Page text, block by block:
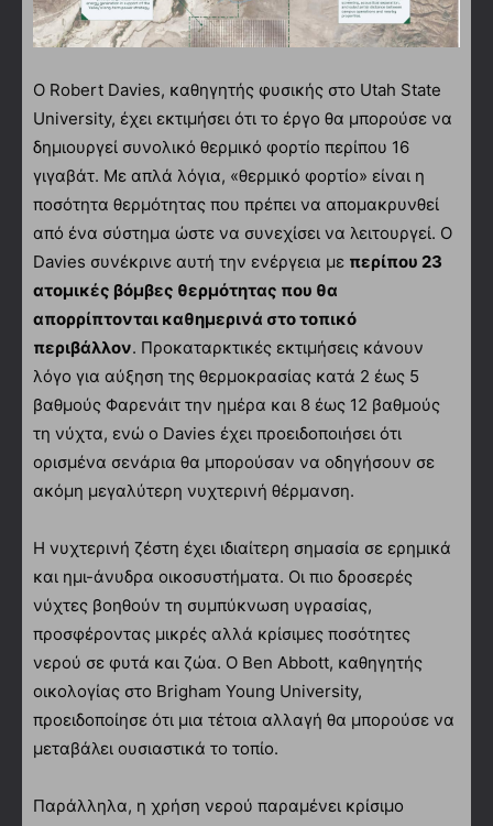
Ο Robert Davies, καθηγητής φυσικής στο Utah State
University, έχει εκτιμήσει ότι το έργο θα μπορούσε να
δημιουργεί συνολικό θερμικό φορτίο περίπου 16
γιγαβάτ. Με απλά λόγια, «θερμικό φορτίο» είναι η
ποσότητα θερμότητας που πρέπει να απομακρυνθεί
από ένα σύστημα ώστε να συνεχίσει να λειτουργεί. Ο
Davies συνέκρινε αυτή την ενέργεια με περίπου 23
ατομικές βόμβες θερμότητας που θα
απορρίπτονται καθημερινά στο τοπικό
περιβάλλον. Προκαταρκτικές εκτιμήσεις κάνουν
λόγο για αύξηση της θερμοκρασίας κατά 2 έως 5
βαθμούς Φαρενάιτ την ημέρα και 8 έως 12 βαθμούς
τη νύχτα, ενώ ο Davies έχει προειδοποιήσει ότι
ορισμένα σενάρια θα μπορούσαν να οδηγήσουν σε
ακόμη μεγαλύτερη νυχτερινή θέρμανση.
Η νυχτερινή ζέστη έχει ιδιαίτερη σημασία σε ερημικά
και ημι-άνυδρα οικοσυστήματα. Οι πιο δροσερές
νύχτες βοηθούν τη συμπύκνωση υγρασίας,
προσφέροντας μικρές αλλά κρίσιμες ποσότητες
νερού σε φυτά και ζώα. Ο Ben Abbott, καθηγητής
οικολογίας στο Brigham Young University,
προειδοποίησε ότι μια τέτοια αλλαγή θα μπορούσε να
μεταβάλει ουσιαστικά το τοπίο.
Παράλληλα, η χρήση νερού παραμένει κρίσιμο